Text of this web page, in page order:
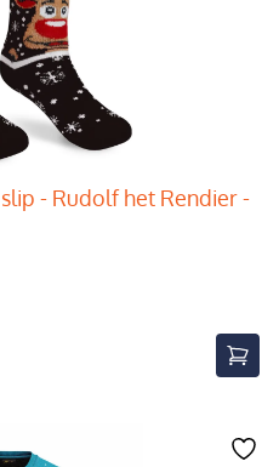
- Rudolf het Rendier -